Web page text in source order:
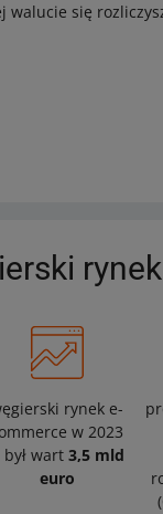
walucie się
rynek
rynek e-
w 2023
był wart3,5 mld
euro
(